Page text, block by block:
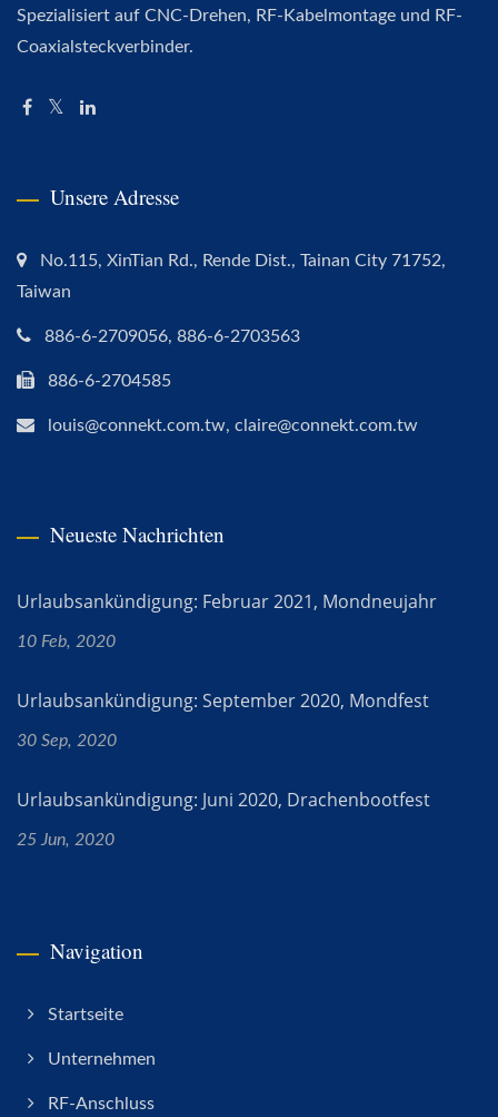
Spezialisiert auf CNC-Drehen, RF-Kabelmontage und RF-
Coaxialsteckverbinder.
Unsere Adresse
No.115, XinTian Rd., Rende Dist., Tainan City 71752,
Taiwan
886-6-2709056, 886-6-2703563
886-6-2704585
louis@connekt.com.tw, claire@connekt.com.tw
Neueste Nachrichten
Urlaubsankündigung: Februar 2021, Mondneujahr
10 Feb, 2020
Urlaubsankündigung: September 2020, Mondfest
30 Sep, 2020
Urlaubsankündigung: Juni 2020, Drachenbootfest
25 Jun, 2020
Navigation
Startseite
Unternehmen
RF-Anschluss